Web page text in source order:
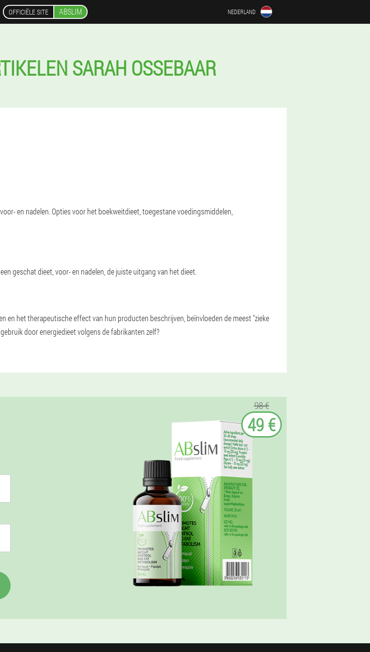
OFFICIËLE SITE ABSLIM NEDERLAND
SARAH OSSEBAAR
en nadelen. Opties voor het boekweitdieet, toegestane voedingsmiddelen,
geschat dieet, voor- en nadelen, de juiste uitgang van het dieet.
en het therapeutische effect van hun producten beschrijven, beïnvloeden de meest "zieke
door energiedieet volgens de fabrikanten zelf?
98 €
49 €